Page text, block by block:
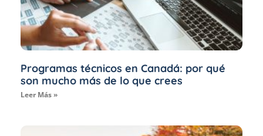
Programas técnicos en Canadá: por qué
son mucho más de lo que crees
Leer Más »